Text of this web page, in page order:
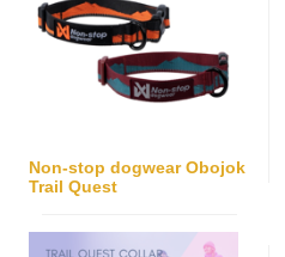
Non-stop dogwear Obojok
Trail Quest